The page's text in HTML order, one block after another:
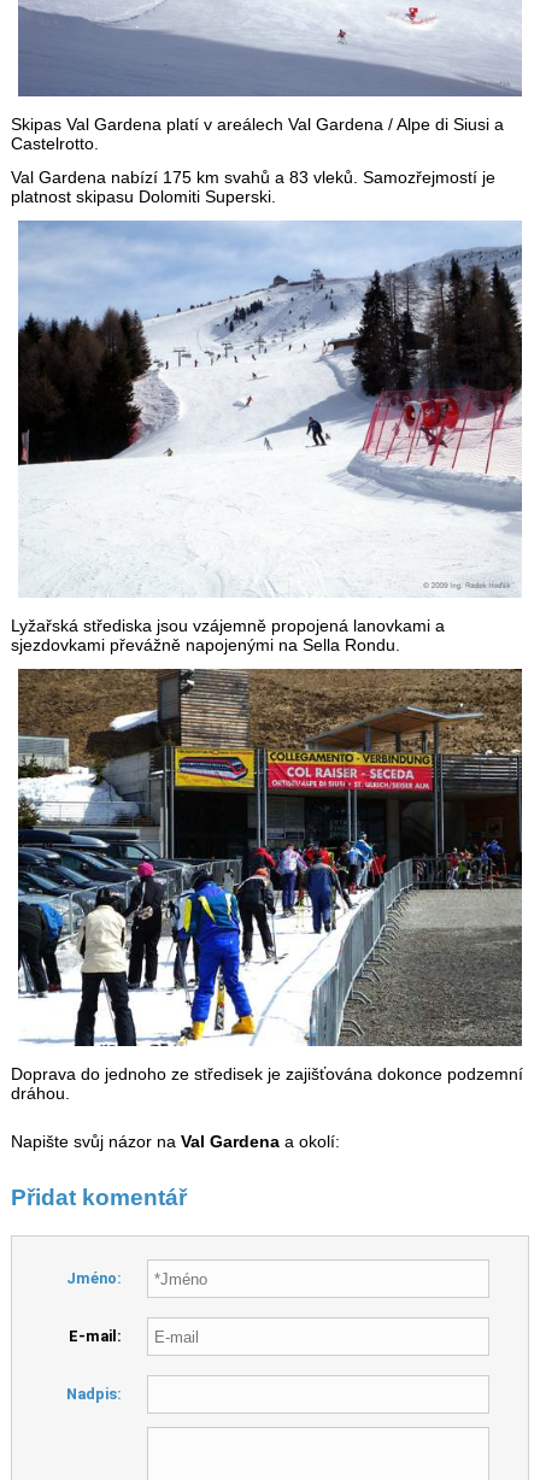
Skipas Val Gardena platí v areálech Val Gardena / Alpe di Siusi a
Castelrotto.
Val Gardena nabízí 175 km svahů a 83 vleků. Samozřejmostí je
platnost skipasu Dolomiti Superski.
Lyžařská střediska jsou vzájemně propojená lanovkami a
sjezdovkami převážně napojenými na Sella Rondu.
Doprava do jednoho ze středisek je zajišťována dokonce podzemní
dráhou.
Napište svůj názor na Val Gardenaa okolí:
Přidat komentář
Jméno:
E-mail:
Nadpis: